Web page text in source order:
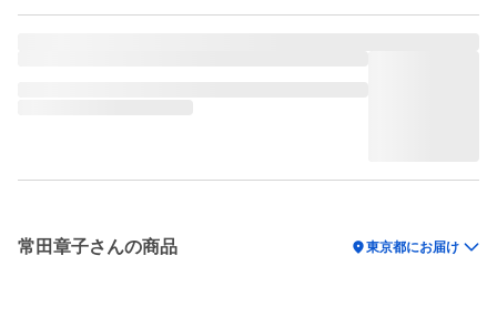
常田章子さんの商品 location_on東京都にお届け